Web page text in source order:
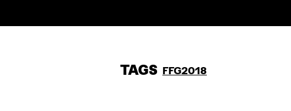
TAGS FFG2018